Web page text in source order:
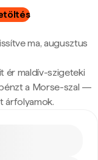
ma, augusztus
ér maldív-szigeteki
a Morse-szal —
árfolyamok.